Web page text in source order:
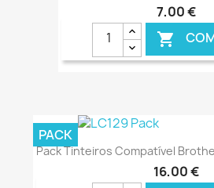
7,00 €

Pack Tinteiros Compatível
16,00 €
PACK